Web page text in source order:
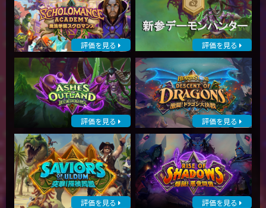
評価を見る 評価を見る
評価を見る 評価を見る
評価を見る 評価を見る